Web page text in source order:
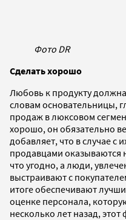
Фото DR
Сделать хорошо
Любовь к продукту
словам основательницы,
продаж в люксовом
хорошо, он обязательно
добавляет, что в случае с
продавцами оказываются
что угодно, а люди,
выстраивают с
итоге обеспечивают
оценке персонала,
несколько лет назад, этот